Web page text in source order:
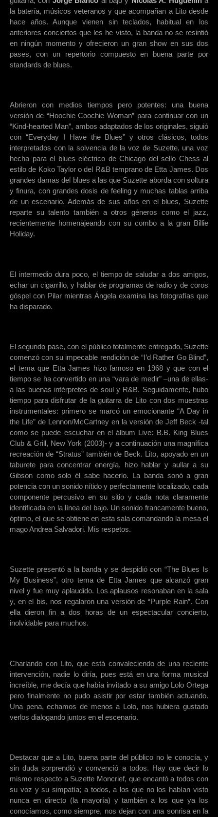
la batería, músicos veteranos y que acompañan a Lito desde
hace años. Aunque vienen sin teclados, habitual en los
anteriores conciertos que les he visto, la banda no se resintió
en ningún momento y ofrecieron un gran show en sus dos
pases, con un repertorio compuesto en buena parte por
standards de blues.
Abrieron con medios tiempos pero potentes: una buena
versión de “Hoochie Coochie Woman” para continuar con un
“Kind-hearted Man”, ambos adaptados de los originales, siguió
con “Everyday I Have the Blues” y otros clásicos, todos
interpretados con la solvencia de la voz de Suzette, una voz
hecha para el blues eléctrico de Chicago del sello Chess al
estilo de Koko Taylor o del R&B temprano de Etta James. Dos
grandes damas del blues a las que Suzette aborda con soltura
y finura, con grandes dosis de feeling y muchas tablas arriba
de un escenario. Además de sus años en el blues, Suzette
reparte su talento también a otros géneros como el jazz,
recientemente homenajeando con su combo a la gran Billie
Holiday.
El intermedio dura poco, el tiempo de saludar a dos amigos,
echar un cigarrillo, y hablar de programas de radio y de coros
góspel con Pilar mientras Ángela examina las fotografías que
ha disparado.
El segundo pase, con el público totalmente entregado, Suzette
comenzó con su impecable rendición de “I’d Rather Go Blind”,
el tema que Etta James hizo famoso en 1968 y que con el
tiempo se ha convertido en una “vara de medir” –una de ellas-
a las buenas intérpretes de soul y R&B. Seguidamente, hubo
tiempo para disfrutar de la guitarra de Lito con dos muestras
instrumentales: primero se marcó un emocionante “A Day in
the Life” de Lennon/McCartney en la versión de Jeff Beck -tal
como se puede escuchar en el álbum Live: B.B. King Blues
Club & Grill, New York (2003)- y a continuación una magnífica
recreación de “Stratus” también de Beck. Lito, apoyado en un
taburete para concentrar energía, hizo hablar y aullar a su
Gibson como solo él sabe hacerlo. La banda sonó a gran
potencia con un sonido nítido y perfectamente localizado, cada
componente percusivo en su sitio y cada nota claramente
identificada en la línea del bajo. Un sonido francamente bueno,
óptimo, el que se obtiene en esta sala comandando la mesa el
mago Andrea Salvadori. Mis respetos.
Suzette presentó a la banda y se despidió con “The Blues Is
My Business”, otro tema de Etta James que alcanzó gran
nivel y fue muy aplaudido. Los aplausos resonaban en la sala
y, en el bis, nos regalaron una versión de “Purple Rain”. Con
ella dieron fin a dos horas de un espectacular concierto,
inolvidable para muchos.
Charlando con Lito, que está convaleciendo de una reciente
intervención, nadie lo diría, pues está en una forma musical
increíble, me decía que había invitado a su amigo Lolo Ortega
pero finalmente no pudo asistir por estar también actuando.
Una pena, echamos de menos a Lolo, nos hubiera gustado
verlos dialogando juntos en el escenario.
Destacar que a Lito, buena parte del público no le conocía, y
sin duda sorprendió y convenció a todos. Hay que decir lo
mismo respecto a Suzette Moncrief, que encantó a todos con
su voz y su simpatía; a todos, a los que no los habían visto
nunca en directo (la mayoría) y también a los que ya los
conocíamos, como siempre, nos dejan con una sonrisa en la